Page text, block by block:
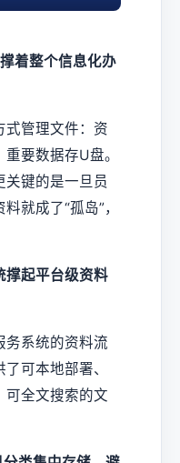
着整个信息化办
式管理文件：资
要数据存U盘。
关键的是一旦员
就成了“孤岛”，
撑起平台级资料
务系统的资料流
可本地部署、
可全文搜索的文